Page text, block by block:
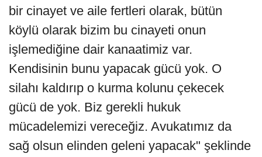
bir cinayet ve aile fertleri olarak, bütün
köylü olarak bizim bu cinayeti onun
işlemediğine dair kanaatimiz var.
Kendisinin bunu yapacak gücü yok. O
silahı kaldırıp o kurma kolunu çekecek
gücü de yok. Biz gerekli hukuk
mücadelemizi vereceğiz. Avukatımız da
sağ olsun elinden geleni yapacak" şeklinde